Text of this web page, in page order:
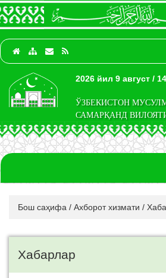
2026 йил 9 август /
ЎЗБЕКИСТОН
САМАРҚАНД
Бош саҳифа / Ахборот хизмати /
Хабарлар